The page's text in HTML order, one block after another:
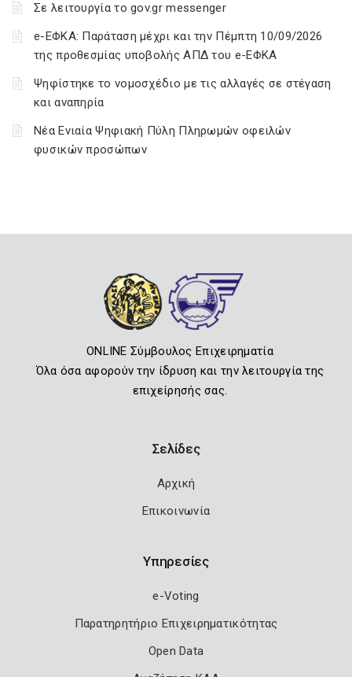
Σε λειτουργία το gov.gr messenger
e-ΕΦΚΑ: Παράταση μέχρι και την Πέμπτη 10/09/2026
της προθεσμίας υποβολής ΑΠΔ του e-ΕΦΚΑ
Ψηφίστηκε το νομοσχέδιο με τις αλλαγές σε στέγαση
και αναπηρία
Νέα Ενιαία Ψηφιακή Πύλη Πληρωμών οφειλών
φυσικών προσώπων
ONLINE Σύμβουλος Επιχειρηματία
Όλα όσα αφορούν την ίδρυση και την λειτουργία της
επιχείρησής σας.
Σελίδες
Αρχική
Επικοινωνία
Υπηρεσίες
e-Voting
Παρατηρητήριο Επιχειρηματικότητας
Open Data